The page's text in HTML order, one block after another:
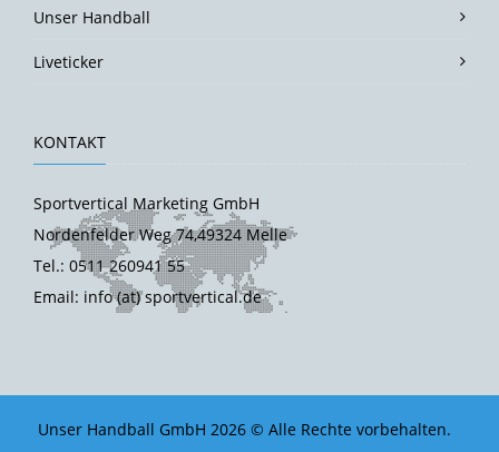
Unser Handball
Liveticker
KONTAKT
Sportvertical Marketing GmbH
Nordenfelder Weg 74,49324 Melle
Tel.: 0511 260941 55
Email: info (at) sportvertical.de
Unser Handball GmbH 2026 © Alle Rechte vorbehalten.